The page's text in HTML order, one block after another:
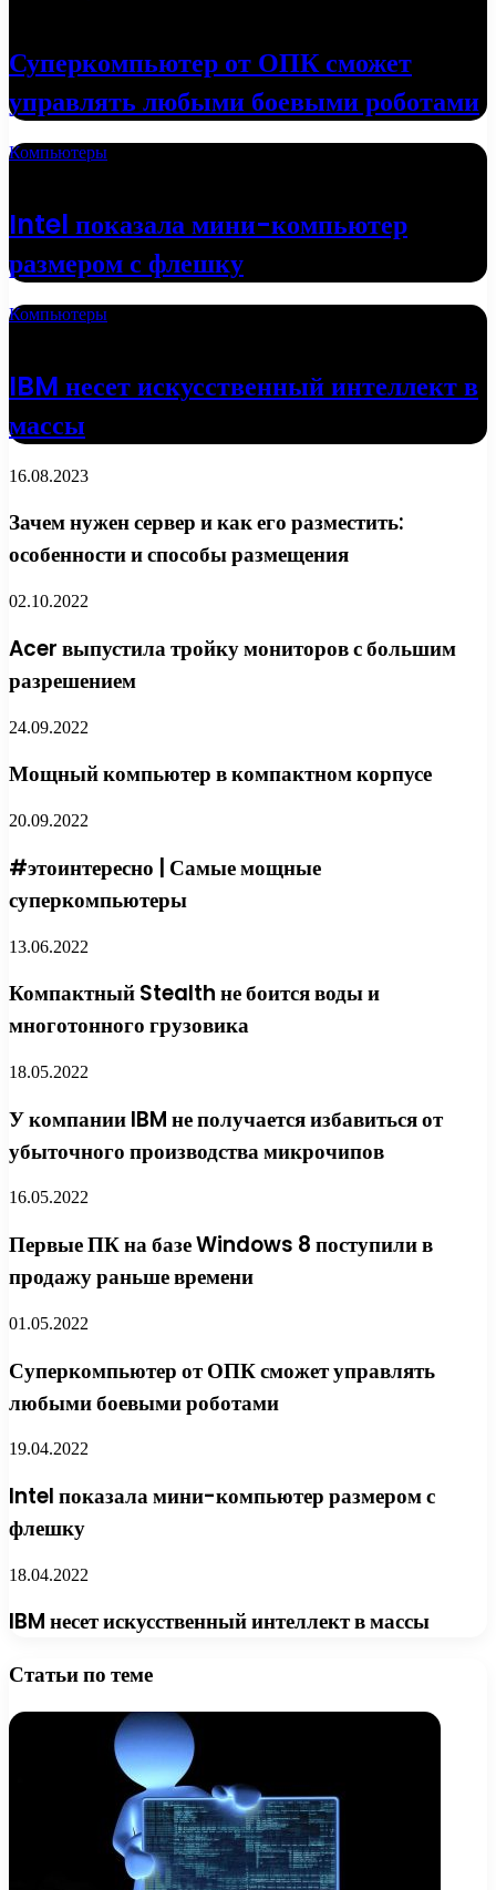
Суперкомпьютер от ОПК сможет
управлять любыми боевыми роботами
Компьютеры
Intel показала мини-компьютер
размером с флешку
Компьютеры
IBM несет искусственный интеллект в
массы
16.08.2023
Зачем нужен сервер и как его разместить:
особенности и способы размещения
02.10.2022
Acer выпустила тройку мониторов с большим
разрешением
24.09.2022
Мощный компьютер в компактном корпусе
20.09.2022
#этоинтересно | Самые мощные
суперкомпьютеры
13.06.2022
Компактный Stealth не боится воды и
многотонного грузовика
18.05.2022
У компании IBM не получается избавиться от
убыточного производства микрочипов
16.05.2022
Первые ПК на базе Windows 8 поступили в
продажу раньше времени
01.05.2022
Суперкомпьютер от ОПК сможет управлять
любыми боевыми роботами
19.04.2022
Intel показала мини-компьютер размером с
флешку
18.04.2022
IBM несет искусственный интеллект в массы
Статьи по теме